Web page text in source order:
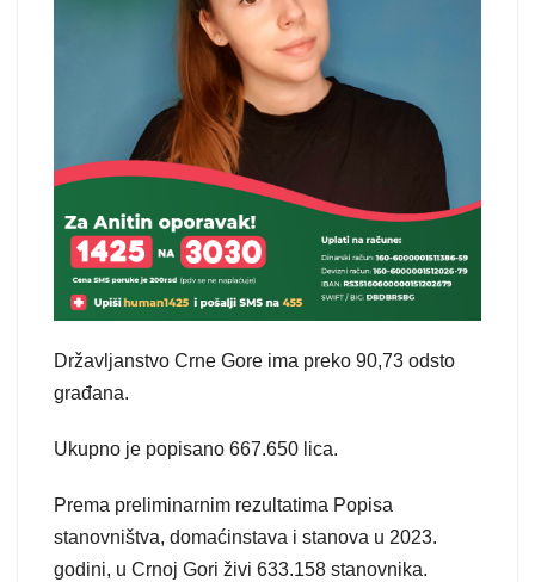
Državljanstvo Crne Gore ima preko 90,73 odsto
građana.
Ukupno je popisano 667.650 lica.
Prema preliminarnim rezultatima Popisa
stanovništva, domaćinstava i stanova u 2023.
godini, u Crnoj Gori živi 633.158 stanovnika.